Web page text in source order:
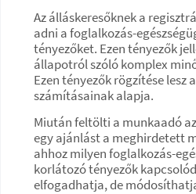
Az álláskeresőknek a
adni a foglalkozás-
tényezőket. Ezen tényezők
állapotról szóló komplex
Ezen tényezők rögzítése lesz
számításainak alapja.
Miután feltölti a munkaadó
egy ajánlást a meghirdetett
ahhoz milyen foglalkozás-
korlátozó tényezők
elfogadhatja, de